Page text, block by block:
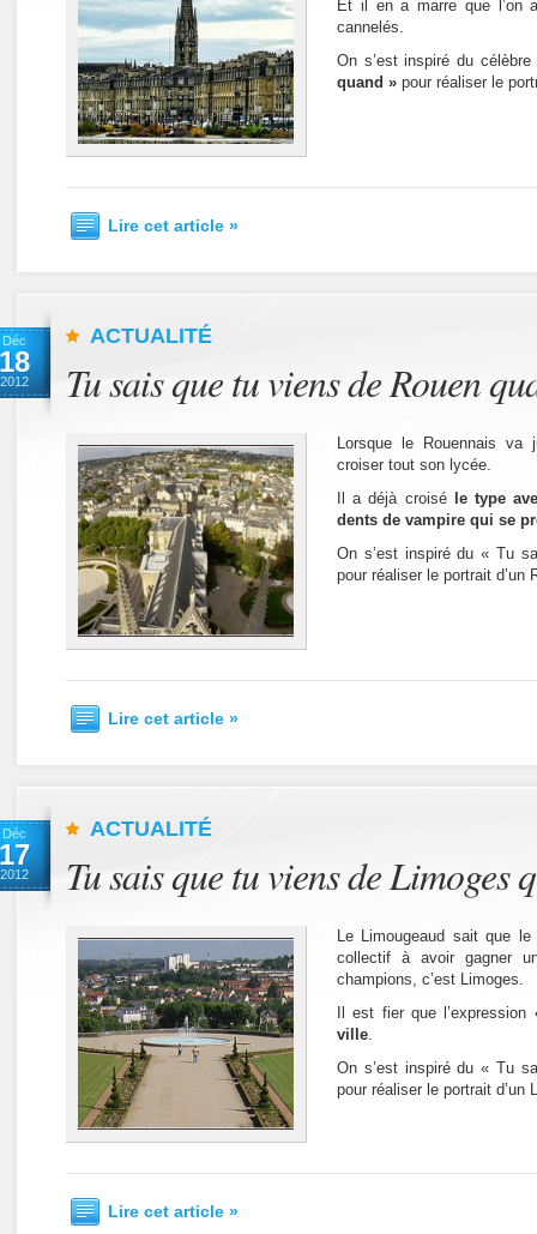
Et il en a marre que l’on
cannelés.
On s’est inspiré du célèbre
quand » pour réaliser le
Lire cet article »
Déc
18
2012
ACTUALITÉ
Tu sais que tu viens de Rouen
Lorsque le Rouennais va
croiser tout son lycée.
Il a déjà croisé
le type
dents de vampire qui se
On s’est inspiré du « Tu
pour réaliser le portrait d’un
Lire cet article »
Déc
17
2012
ACTUALITÉ
Tu sais que tu viens de Limoges
Le Limougeaud sait que
collectif à avoir gagner
champions, c’est Limoges.
Il est fier que l’expression
ville.
On s’est inspiré du « Tu
pour réaliser le portrait d’un
Lire cet article »